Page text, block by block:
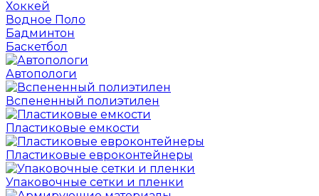
Хоккей
Водное Поло
Бадминтон
Баскетбол
Автопологи
Вспененный полиэтилен
Пластиковые емкости
Пластиковые евроконтейнеры
Упаковочные сетки и пленки